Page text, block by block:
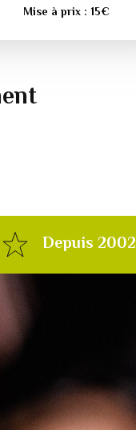
Mise à prix : 15€
Depuis 2002